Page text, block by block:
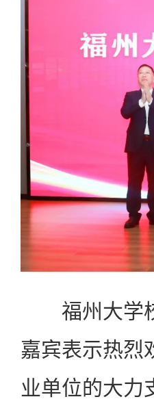
福州大学校
嘉宾表示热烈
业单位的大力